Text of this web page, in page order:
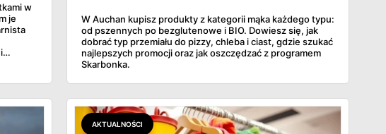
w
je
jedź
W Auchan kupisz produkty z kategorii mąka każdego typu:
od pszennych po bezglutenowe i BIO. Dowiesz się, jak
dobrać typ przemiału do pizzy, chleba i ciast, gdzie szukać
najlepszych promocji oraz jak oszczędzać z programem
Skarbonka.
AKTUALNOŚCI